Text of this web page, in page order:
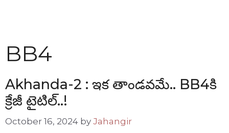
BB4
Akhanda-2 : ఇక తాండవమే.. BB4కి
క్రేజీ టైటిల్..!
October 16, 2024 by Jahangir